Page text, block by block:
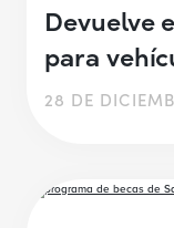
Devuelve
para
28 DE